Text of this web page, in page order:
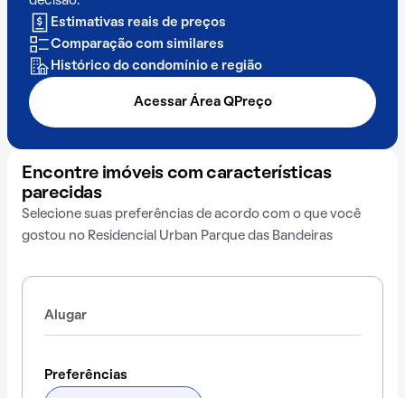
Estimativas reais de preços
Comparação com similares
Histórico do condomínio e região
Acessar Área QPreço
Encontre imóveis com características
parecidas
Selecione suas preferências de acordo com o que você
gostou no Residencial Urban Parque das Bandeiras
Alugar
Preferências